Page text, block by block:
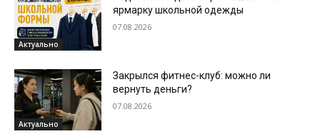
Актуально
ярмарку школьной одежды
07.08.2026
Актуально
Закрылся фитнес-клуб: можно ли
вернуть деньги?
07.08.2026